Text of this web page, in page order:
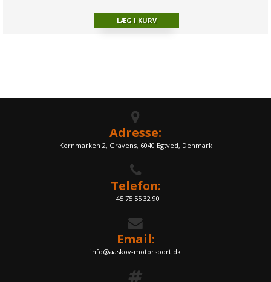
Adresse:
Kornmarken 2, Gravens, 6040 Egtved, Denmark
Telefon:
+45 75 55 32 90
Email:
info@aaskov-motorsport.dk